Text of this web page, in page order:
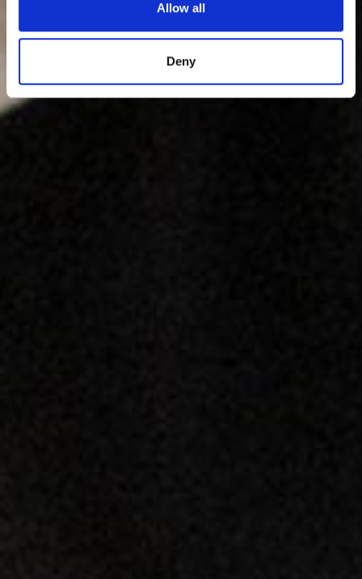
Allow all
Deny